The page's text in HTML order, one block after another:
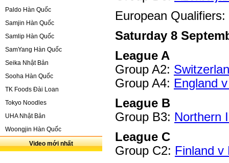
Paldo Hàn Quốc
Samjin Hàn Quốc
Samlip Hàn Quốc
SamYang Hàn Quốc
Seika Nhật Bản
Sooha Hàn Quốc
TK Foods Đài Loan
Tokyo Noodles
UHA Nhật Bản
Woongjin Hàn Quốc
Video mới nhất
European
Saturday 8
League A
Group A2:
Group A4: England
League B
Group B3: Northern
League C
Group C2: Finland v